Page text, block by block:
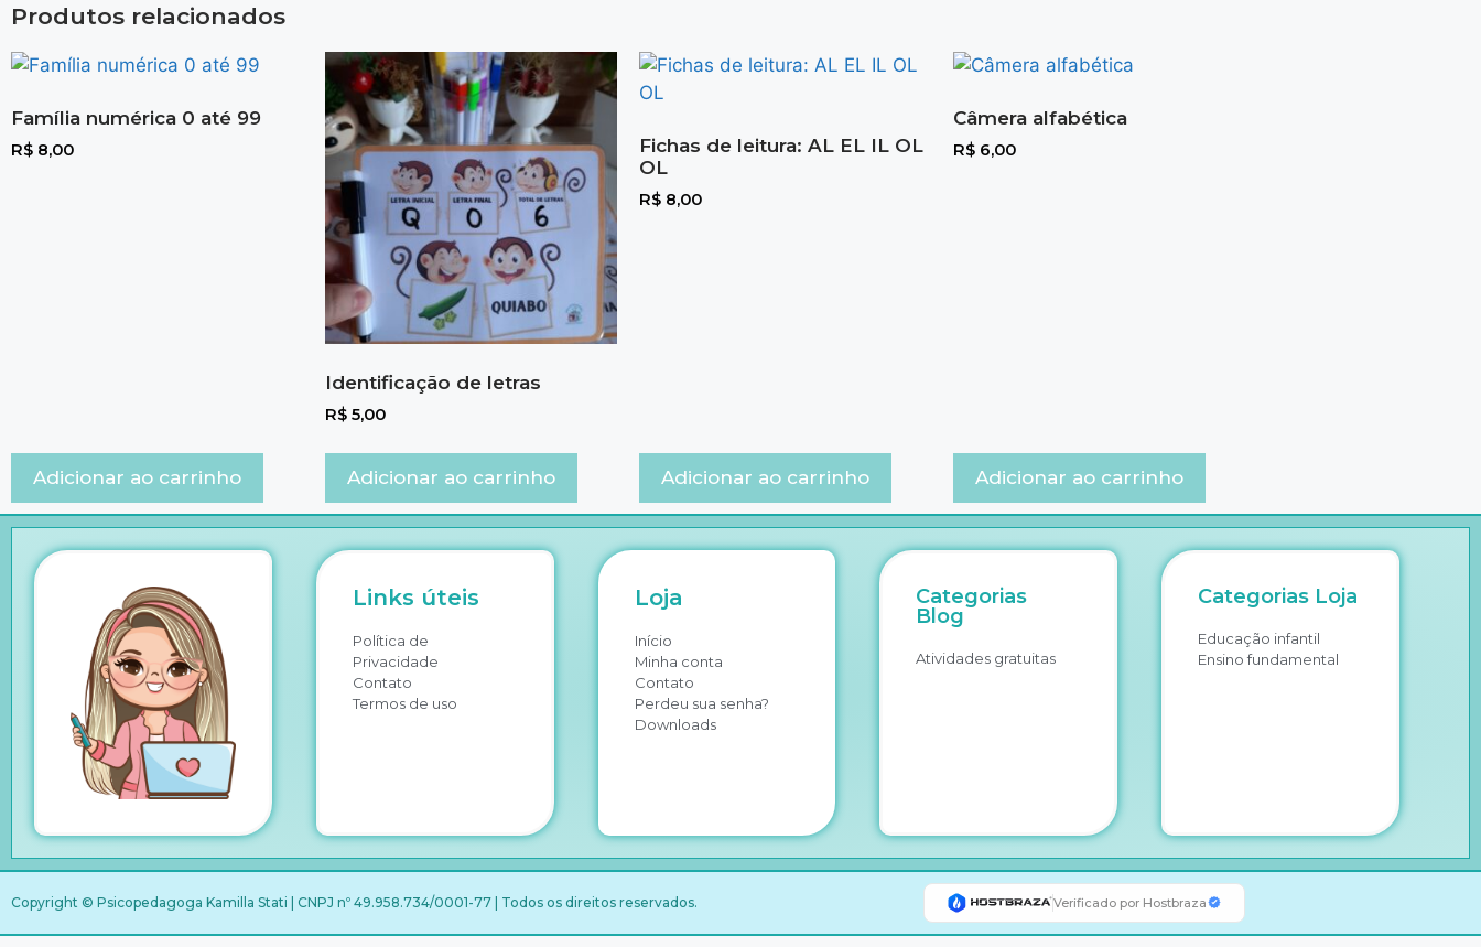
Produtos relacionados
Família numérica 0 até 99
R$ 8,00
Adicionar ao carrinho
Identificação de letras
R$ 5,00
Adicionar ao carrinho
Fichas de leitura: AL EL IL OL
OL
R$ 8,00
Adicionar ao carrinho
Câmera alfabética
R$ 6,00
Adicionar ao carrinho
Links úteis
Política de
Privacidade
Contato
Termos de uso
Loja
Início
Minha conta
Contato
Perdeu sua senha?
Downloads
Categorias
Blog
Atividades gratuitas
Categorias Loja
Educação infantil
Ensino fundamental
Copyright © Psicopedagoga Kamilla Stati | CNPJ nº 49.958.734/0001-77 | Todos os direitos reservados.